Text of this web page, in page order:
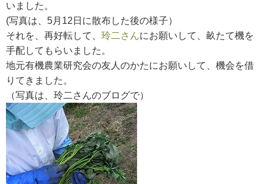
いました。
(写真は、5月12日に散布した後の様子）
それを、再好転して、 玲二さんにお願いして、畝たて機を
手配してもらいました。
地元有機農業研究会の友人のかたにお願いして、機会を借
りてきました。
（写真は、玲二さんのブログで）